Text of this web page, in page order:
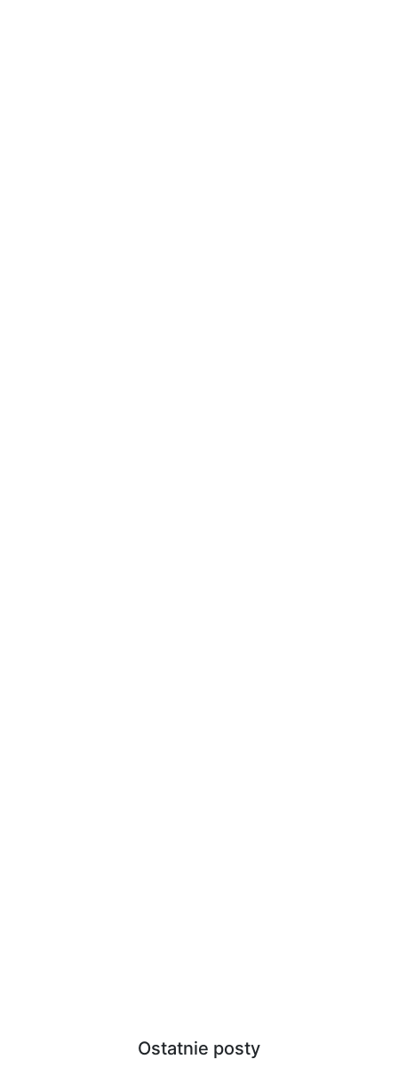
Ostatnie posty